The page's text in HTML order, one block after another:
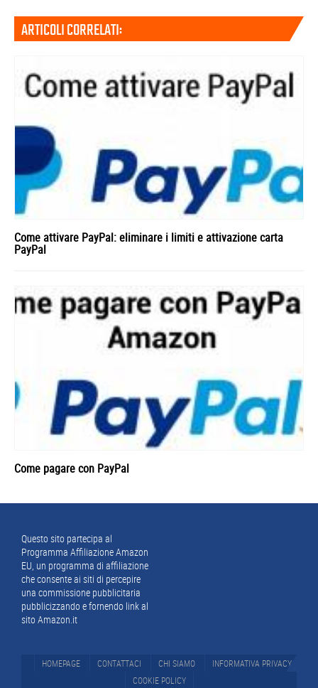
ARTICOLI CORRELATI:
Come attivare PayPal: eliminare i limiti e attivazione carta
PayPal
Come pagare con PayPal
Footer
Questo sito partecipa al
Programma Affiliazione Amazon
EU, un programma di affiliazione
che consente ai siti di percepire
una commissione pubblicitaria
pubblicizzando e fornendo link al
sito Amazon.it
HOMEPAGE CONTATTACI CHI SIAMO
INFORMATIVA PRIVACY
COOKIE POLICY